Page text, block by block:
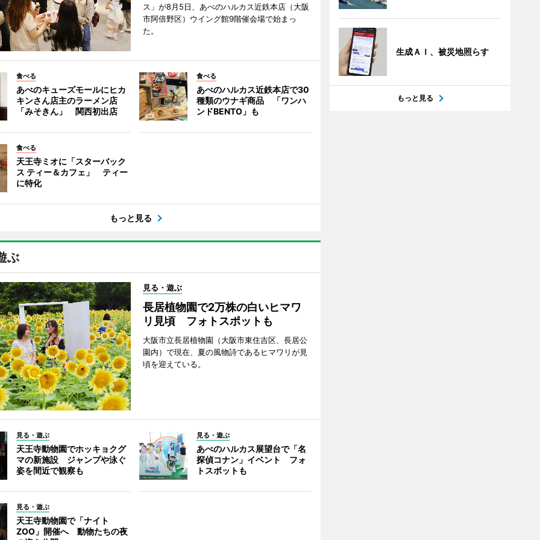
ス」が8月5日、あべのハルカス近鉄本店（大阪
市阿倍野区）ウイング館9階催会場で始まっ
た。
食べる
あべのキューズモールにヒカ
キンさん店主のラーメン店
「みそきん」 関西初出店
食べる
あべのハルカス近鉄本店で30
種類のウナギ商品 「ワンハ
ンドBENTO」も
食べる
天王寺ミオに「スターバック
ス ティー＆カフェ」 ティー
に特化
もっと見る
ぶ
見る・遊ぶ
長居植物園で2万株の白いヒマワ
リ見頃 フォトスポットも
大阪市立長居植物園（大阪市東住吉区、長居公
園内）で現在、夏の風物詩であるヒマワリが見
頃を迎えている。
見る・遊ぶ
天王寺動物園でホッキョクグ
マの新施設 ジャンプや泳ぐ
姿を間近で観察も
見る・遊ぶ
あべのハルカス展望台で「名
探偵コナン」イベント フォ
トスポットも
見る・遊ぶ
天王寺動物園で「ナイト
ZOO」開催へ 動物たちの夜
生成ＡＩ、被災地照らす
もっと見る